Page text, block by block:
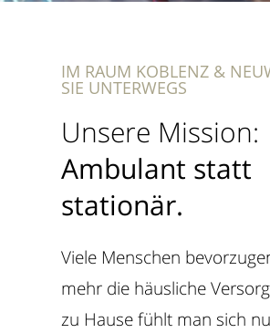
IM RAUM KOBLENZ &
SIE UNTERWEGS
Unsere Mission:
Ambulant statt
stationär.
Viele Menschen
mehr die häusliche
zu Hause fühlt man sich